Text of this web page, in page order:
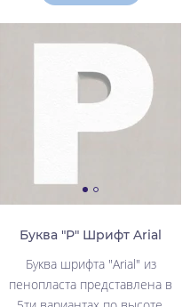
Буква "Р" Шрифт Arial
Буква шрифта "Arial" из
пенопласта представлена в